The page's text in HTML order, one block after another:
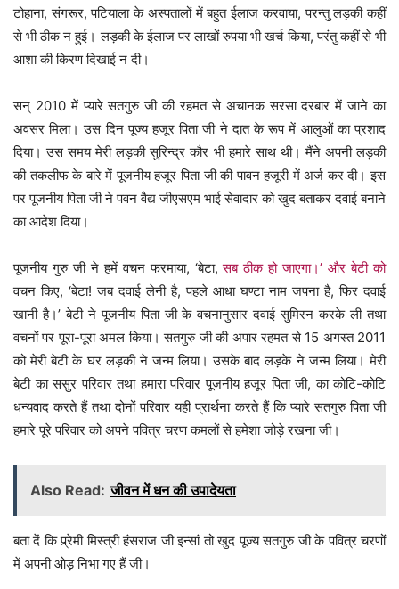
टोहाना, संगरूर, पटियाला के अस्पतालों में बहुत ईलाज करवाया, परन्तु लड़की कहीं
से भी ठीक न हुई। लड़की के ईलाज पर लाखों रुपया भी खर्च किया, परंतु कहीं से भी
आशा की किरण दिखाई न दी।
सन् 2010 में प्यारे सतगुरु जी की रहमत से अचानक सरसा दरबार में जाने का
अवसर मिला। उस दिन पूज्य हजूर पिता जी ने दात के रूप में आलुओं का प्रशाद
दिया। उस समय मेरी लड़की सुरिन्द्र कौर भी हमारे साथ थी। मैंने अपनी लड़की
की तकलीफ के बारे में पूजनीय हजूर पिता जी की पावन हजूरी में अर्ज कर दी। इस
पर पूजनीय पिता जी ने पवन वैद्य जीएसएम भाई सेवादार को खुद बताकर दवाई बनाने
का आदेश दिया।
पूजनीय गुरु जी ने हमें वचन फरमाया, ‘बेटा,सब ठीक हो जाएगा।’ और बेटी को
वचन किए, ‘बेटा! जब दवाई लेनी है, पहले आधा घण्टा नाम जपना है, फिर दवाई
खानी है।’ बेटी ने पूजनीय पिता जी के वचनानुसार दवाई सुमिरन करके ली तथा
वचनों पर पूरा-पूरा अमल किया। सतगुरु जी की अपार रहमत से 15 अगस्त 2011
को मेरी बेटी के घर लड़की ने जन्म लिया। उसके बाद लड़के ने जन्म लिया। मेरी
बेटी का ससुर परिवार तथा हमारा परिवार पूजनीय हजूर पिता जी, का कोटि-कोटि
धन्यवाद करते हैं तथा दोनों परिवार यही प्रार्थना करते हैं कि प्यारे सतगुरु पिता जी
हमारे पूरे परिवार को अपने पवित्र चरण कमलों से हमेशा जोड़े रखना जी।
Also Read: जीवन में धन की उपादेयता
बता दें कि प्र्रेमी मिस्त्री हंसराज जी इन्सां तो खुद पूज्य सतगुरु जी के पवित्र चरणों
में अपनी ओड़ निभा गए हैं जी।